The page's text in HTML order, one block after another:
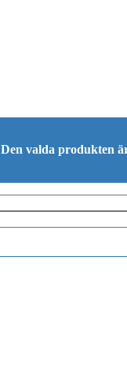
Den valda produkten